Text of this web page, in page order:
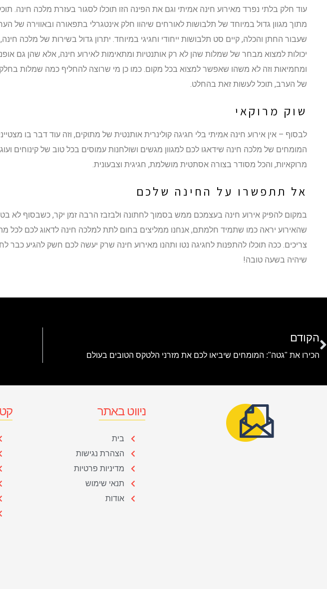
עוד חלק בלתי נפרד מאירוע חינה אמיתי וגם את הפינה הזו תוכלו לסגור בעזרת מלכה חינה.
מתוך מגוון גדול במיוחד של תלבושות לאורחים שיהוו חלק אינטגרלי בתפאורה ובאווירה של
שעבור החתן והכלה, קיים סט תלבושות ייחודי וחגיגי במיוחד. יתרון גדול בשירות של מלכה
יכולות למצוא מבחר של שמלות שהן לא רק אותנטיות ומתאימות לאירוע חינה, אלא שהן גם
ומחמיאות וזה לא משהו שאפשר למצוא בכל מקום. כמו כן מי שרוצה להחליף כמה שמלות
של הערב, תוכל לעשות זאת בהחלט.
שוק מרוקאי
לבסוף – אין אירוע חינה אמיתי בלי חגיגה קולינרית אותנטית של מתוקים, וזה עוד דבר בו
המומחים של מלכה חינה שידאגו לכם למגוון מגשים ושולחנות עמוסים בכל טוב של קינוחים
מרוקאיות, והכל מסודר בצורה אסתטית מושלמת, חגיגית וצבעונית.
אל תתפשרו על החינה שלכם
במקום להפיק אירוע חינה בעצמכם ממש בסמוך לחתונה ולבזבז הרבה זמן יקר, כשבסוף לא
שהאירוע יראה כמו שתמיד חלמתם, אנחנו ממליצים בחום לתת למלכה חינה לדאוג לכם לכל
צריכים. ככה תוכלו להתפנות לחגיגה נטו ותהנו מאירוע חינה שרק יעשה לכם חשק להגיע כבר
שיהיה בשעה טובה!
הקודם
הכירו את "גטה": המומחים שיביאו לכם את מזרני הלטקס הטובים בעולם
ניווט באתר
בית
הצהרת נגישות
מדיניות פרטיות
תנאי שימוש
אודות